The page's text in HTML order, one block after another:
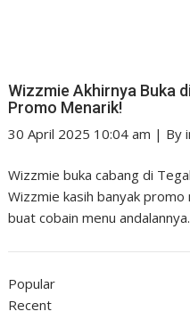
Wizzmie Akhirnya Buka
Promo Menarik!
30 April 2025 10:04 am | By
Wizzmie buka cabang di
Wizzmie kasih banyak
buat cobain menu andalannya.
Popular
Recent